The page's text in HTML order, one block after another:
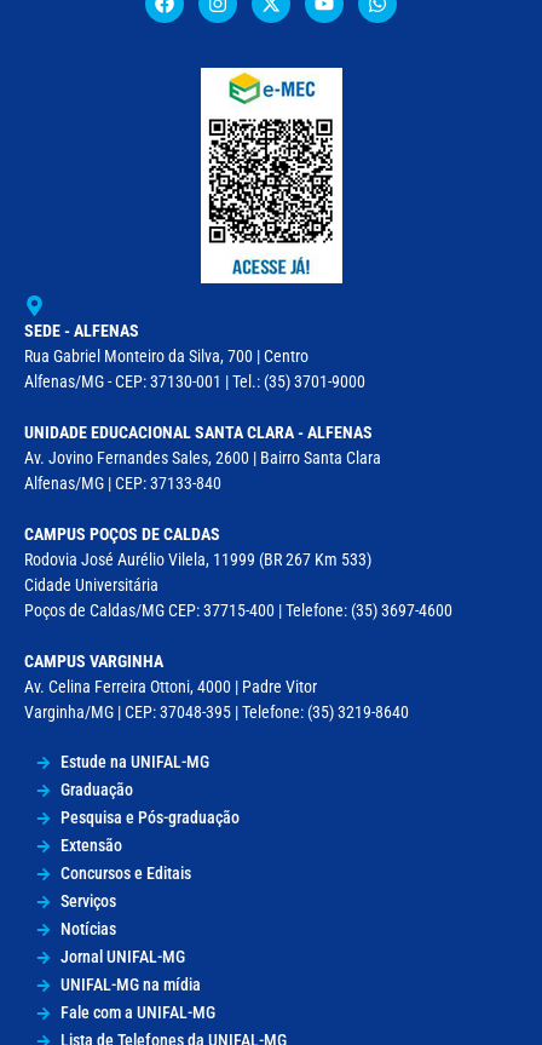
SEDE - ALFENAS
Rua Gabriel Monteiro da Silva, 700 | Centro
Alfenas/MG - CEP: 37130-001 | Tel.: (35) 3701-9000
UNIDADE EDUCACIONAL SANTA CLARA - ALFENAS
Av. Jovino Fernandes Sales, 2600 | Bairro Santa Clara
Alfenas/MG | CEP: 37133-840
CAMPUS POÇOS DE CALDAS
Rodovia José Aurélio Vilela, 11999 (BR 267 Km 533)
Cidade Universitária
Poços de Caldas/MG CEP: 37715-400 | Telefone: (35) 3697-4600
CAMPUS VARGINHA
Av. Celina Ferreira Ottoni, 4000 | Padre Vitor
Varginha/MG | CEP: 37048-395 | Telefone: (35) 3219-8640
Estude na UNIFAL-MG
Graduação
Pesquisa e Pós-graduação
Extensão
Concursos e Editais
Serviços
Notícias
Jornal UNIFAL-MG
UNIFAL-MG na mídia
Fale com a UNIFAL-MG
Lista de Telefones da UNIFAL-MG